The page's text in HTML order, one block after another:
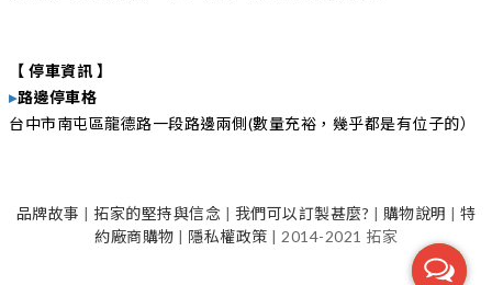
【 停車資訊 】
▸路邊停車格
台中市南屯區龍德路一段路邊兩側(數量充裕，幾乎都是有位子的）
品牌故事 | 拓家的堅持與信念 | 我們可以訂製甚麼? | 購物說明 | 特
約廠商購物 | 隱私權政策 | 2014-2021 拓家